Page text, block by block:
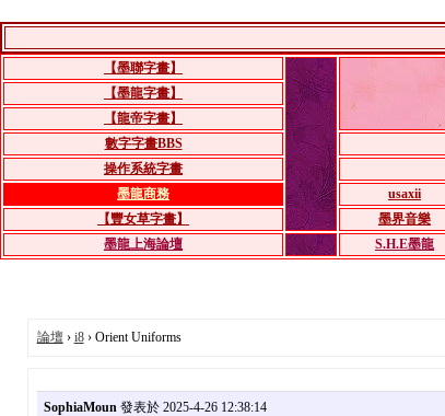
【墨聯字畫】
【墨龍字畫】
【龍帝字畫】
數字字畫BBS
操作系統字畫
墨龍商務
usaxii
【豐女草字畫】
墨界音樂
墨龍上海論壇
S.H.E墨龍
論壇› i8› Orient Uniforms
SophiaMoun發表於 2025-4-26 12:38:14